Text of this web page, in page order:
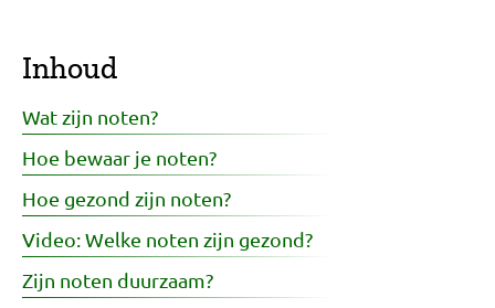
Inhoud
Wat zijn noten?
Hoe bewaar je noten?
Hoe gezond zijn noten?
Video: Welke noten zijn gezond?
Zijn noten duurzaam?